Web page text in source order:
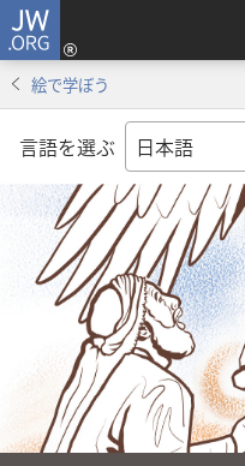
JW.ORG
絵で学ぼう
言語を選ぶ